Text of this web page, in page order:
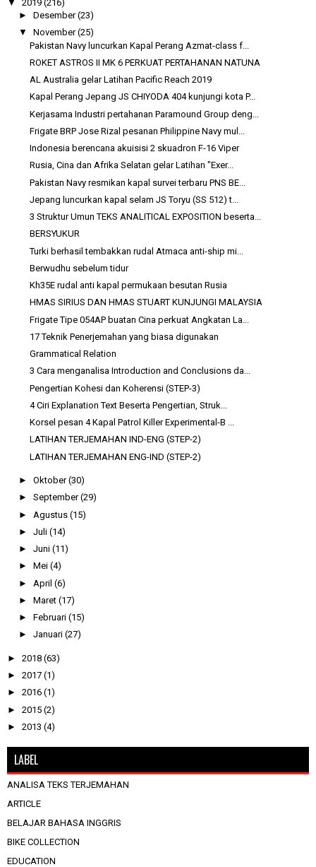
▼ 2019 (216)
► Desember(23)
▼ November(25)
Pakistan Navy luncurkan Kapal Perang Azmat-class f...
ROKET ASTROS II MK 6 PERKUAT PERTAHANAN NATUNA
AL Australia gelar Latihan Pacific Reach 2019
Kapal Perang Jepang JS CHIYODA 404 kunjungi kota P...
Kerjasama Industri pertahanan Paramound Group deng...
Frigate BRP Jose Rizal pesanan Philippine Navy mul...
Indonesia berencana akuisisi 2 skuadron F-16 Viper
Rusia, Cina dan Afrika Selatan gelar Latihan "Exer...
Pakistan Navy resmikan kapal survei terbaru PNS BE...
Jepang luncurkan kapal selam JS Toryu (SS 512) t...
3 Struktur Umun TEKS ANALITICAL EXPOSITION beserta...
BERSYUKUR
Turki berhasil tembakkan rudal Atmaca anti-ship mi...
Berwudhu sebelum tidur
Kh35E rudal anti kapal permukaan besutan Rusia
HMAS SIRIUS DAN HMAS STUART KUNJUNGI MALAYSIA
Frigate Tipe 054AP buatan Cina perkuat Angkatan La...
17 Teknik Penerjemahan yang biasa digunakan
Grammatical Relation
3 Cara menganalisa Introduction and Conclusions da...
Pengertian Kohesi dan Koherensi (STEP-3)
4 Ciri Explanation Text Beserta Pengertian, Struk...
Korsel pesan 4 Kapal Patrol Killer Experimental-B ...
LATIHAN TERJEMAHAN IND-ENG (STEP-2)
LATIHAN TERJEMAHAN ENG-IND (STEP-2)
► Oktober(30)
► September(29)
► Agustus (15)
► Juli (14)
► Juni (11)
► Mei (4)
► April (6)
► Maret (17)
► Februari (15)
► Januari (27)
► 2018 (63)
► 2017 (1)
► 2016 (1)
► 2015 (2)
► 2013 (4)
LABEL
ANALISA TEKS TERJEMAHAN
ARTICLE
BELAJAR BAHASA INGGRIS
BIKE COLLECTION
EDUCATION